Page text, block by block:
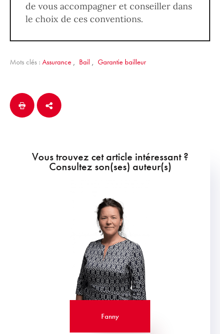
de vous accompagner et conseiller dans
le choix de ces conventions.
Mots clés : Assurance , Bail , Garantie bailleur
Vous trouvez cet article intéressant ?
Consultez son(ses) auteur(s)
Fanny